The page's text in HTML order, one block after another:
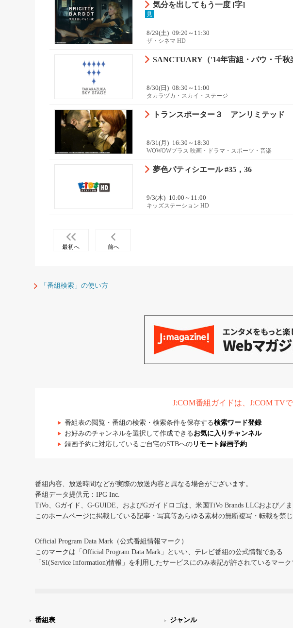
気分を出してもう一度 [字]
見
8/29(土) 09:20～11:30
ザ・シネマ HD
SANCTUARY（'14年宙組・バウ・千秋
8/30(日) 08:30～11:00
タカラヅカ・スカイ・ステージ
トランスポーター３ アンリミテッド
8/31(月) 16:30～18:30
WOWOWプラス 映画・ドラマ・スポーツ・音楽
夢色パティシエール #35，36
9/3(木) 10:00～11:00
キッズステーション HD
最初へ 前へ
「番組検索」の使い方
J:COM番組ガイドは、J:COM TV
番組表の閲覧・番組の検索・検索条件を保存する検索ワード登録
お好みのチャンネルを選択して作成できる お気に入りチャンネル
録画予約に対応しているご自宅のSTBへの リモート録画予約
番組内容、放送時間などが実際の放送内容と異なる場合がございます。
番組データ提供元：IPG Inc.
TiVo、Gガイド、G-GUIDE、およびGガイドロゴは、米国TiVo Brands LLCおよび／
このホームページに掲載している記事・写真等あらゆる素材の無断複写・転載を禁じ
Official Program Data Mark（公式番組情報マーク）
このマークは「Official Program Data Mark」といい、テレビ番組の公式情報である
「SI(Service Information)情報」を利用したサービスにのみ表記が許されているマーク
番組表 ジャンル